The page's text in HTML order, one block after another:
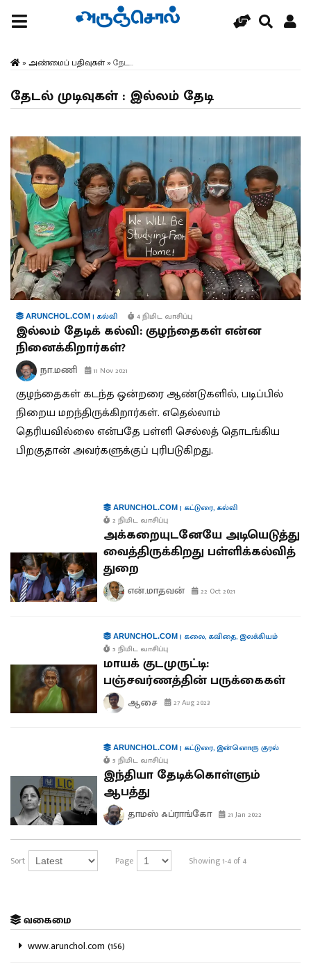
» அண்மைப் பதிவுகள்» தேட...
தேடல் முடிவுகள் : இல்லம் தேடி
ARUNCHOL.COM | கல்வி 4 நிமிட வாசிப்பு
இல்லம் தேடிக் கல்வி: குழந்தைகள் என்ன
நினைக்கிறார்கள்?
நா.மணி 11 Nov 2021
குழந்தைகள் கடந்த ஒன்றரை ஆண்டுகளில், படிப்பில்
நிறைய மறந்திருக்கிறார்கள். எதெல்லாம்
தெரியவில்லை என்பதே பள்ளி செல்லத் தொடங்கிய
பிறகுதான் அவர்களுக்குப் புரிபடுகிறது.
ARUNCHOL.COM| கட்டுரை, கல்வி
2 நிமிட வாசிப்பு
அக்கறையுடனேயே அடியெடுத்து
வைத்திருக்கிறது பள்ளிக்கல்வித்
துறை
என்.மாதவன் 22 Oct 2021
ARUNCHOL.COM| கலை, கவிதை, இலக்கியம்
5 நிமிட வாசிப்பு
மாயக் குடமுருட்டி:
பஞ்சவர்ணத்தின் பருக்கைகள்
ஆசை 27 Aug 2023
ARUNCHOL.COM| கட்டுரை, இன்னொரு குரல்
5 நிமிட வாசிப்பு
இந்தியா தேடிக்கொள்ளும்
ஆபத்து
தாமஸ் ஃப்ராங்கோ 21 Jan 2022
Sort Page Showing 1-4 of 4
வகைமை
www.arunchol.com (156)